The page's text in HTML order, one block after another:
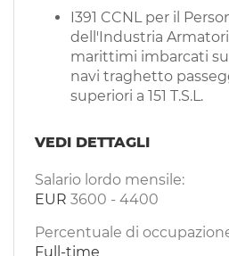
I391 CCNL per il
dell'Industria
marittimi imbarcati su
navi traghetto
superiori a 151 T.S.L.
VEDI DETTAGLI
Salario lordo mensile:
EUR 3600 - 4400
Percentuale di
Full-time